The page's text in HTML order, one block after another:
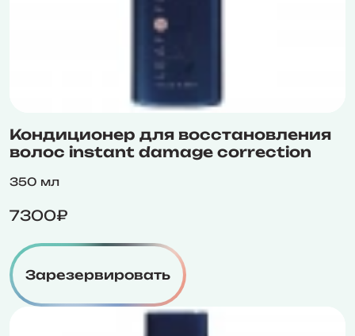
Кондиционер для восстановления
волос instant damage correction
350 мл
7300₽
Зарезервировать